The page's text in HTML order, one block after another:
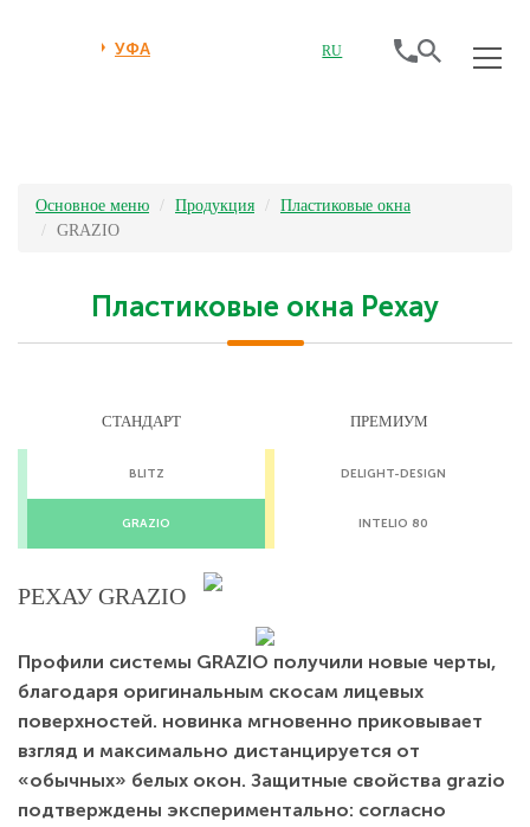
УФА RU
Основное меню Продукция
Плаcтиковые окна
GRAZIO
Пластиковые окна Рехау
СТАНДАРТ
BLITZ
GRAZIO
ПРЕМИУМ
DELIGHT-DESIGN
INTELIO 80
РЕХАУ GRAZIO
Профили системы GRAZIO получили новые черты,
благодаря оригинальным скосам лицевых
поверхностей. новинка мгновенно приковывает
взгляд и максимально дистанцируется от
«обычных» белых окон. Защитные свойства grazio
подтверждены экспериментально: согласно